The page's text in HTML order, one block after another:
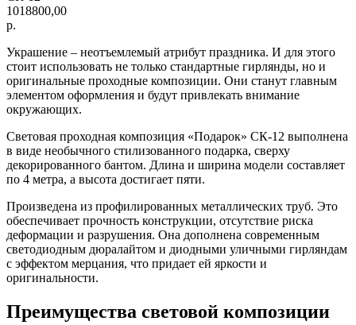
1018800,00
р.
Украшение – неотъемлемый атрибут праздника. И для этого
стоит использовать не только стандартные гирлянды, но и
оригинальные проходные композиции. Они станут главным
элементом оформления и будут привлекать внимание
окружающих.
Световая проходная композиция «Подарок» СК-12 выполнена
в виде необычного стилизованного подарка, сверху
декорированного бантом. Длина и ширина модели составляет
по 4 метра, а высота достигает пяти.
Произведена из профилированных металлических труб. Это
обеспечивает прочность конструкции, отсутствие риска
деформации и разрушения. Она дополнена современным
светодиодным дюралайтом и диодными уличными гирляндам
с эффектом мерцания, что придает ей яркости и
оригинальности.
Преимущества световой композиции